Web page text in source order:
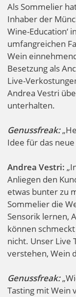
Als Sommelier
Inhaber der
Wine-Education‘
umfangreichen
Wein
Besetzung als
Live-
Andrea Vestri
unterhalten.
Genussfreak:
Idee für das neue
Andrea Vestri:
Anliegen den
etwas bunter zu
Sommelier die
Sensorik lernen,
können
nicht. Unser Live
verstehen, Wein
Genussfreak:
Tasting mit Wein